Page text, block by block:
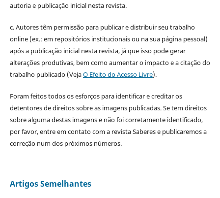
autoria e publicação inicial nesta revista.
c. Autores têm permissão para publicar e distribuir seu trabalho
online (ex.: em repositórios institucionais ou na sua página pessoal)
após a publicação inicial nesta revista, já que isso pode gerar
alterações produtivas, bem como aumentar o impacto e a citação do
trabalho publicado (VejaO Efeito do Acesso Livre).
Foram feitos todos os esforços para identificar e creditar os
detentores de direitos sobre as imagens publicadas. Se tem direitos
sobre alguma destas imagens e não foi corretamente identificado,
por favor, entre em contato com a revista Saberes e publicaremos a
correção num dos próximos números.
Artigos Semelhantes